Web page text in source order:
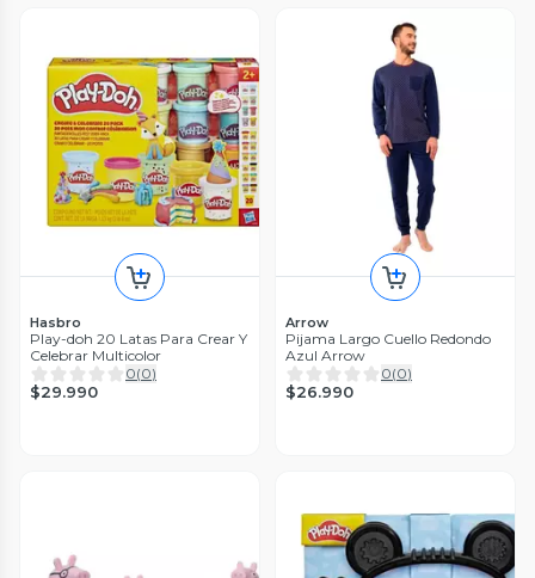
Hasbro
Play-doh 20 Latas Para Crear Y
Celebrar Multicolor
0(0)
$29.990
Arrow
Pijama Largo Cuello Redondo
Azul Arrow
0(0)
$26.990